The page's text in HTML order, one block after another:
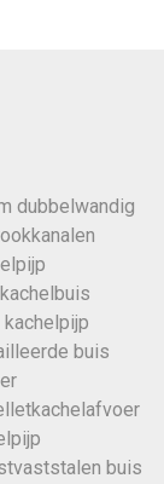
dubbelwandig
buis
buis